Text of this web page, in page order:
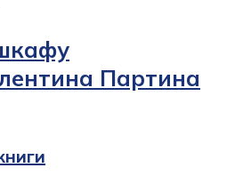
Партина